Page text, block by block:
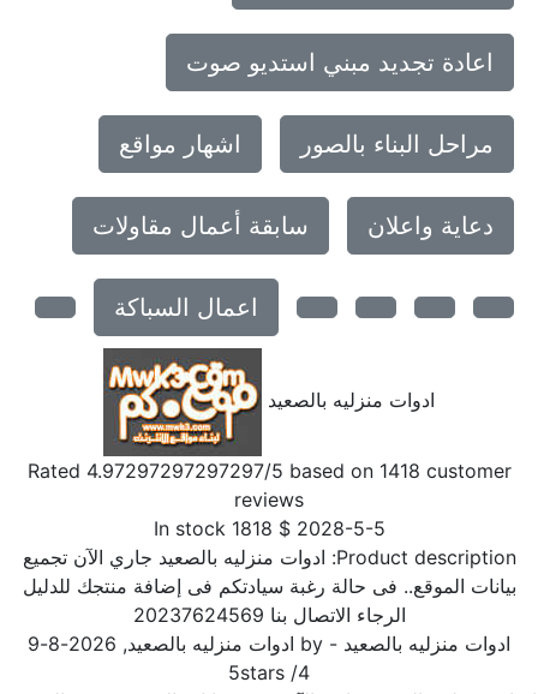
اعادة تجديد مبني استديو صوت
مراحل البناء بالصور اشهار مواقع
دعاية واعلان سابقة أعمال مقاولات
اعمال السباكة
ادوات منزليه بالصعيد
Rated4.97297297297297/5 based on1418customer
reviews
2028-5-5
$
1818
In stock
Product description: ادوات منزليه بالصعيد جاري الآن تجميع
بيانات الموقع.. فى حالة رغبة سيادتكم فى إضافة منتجك للدليل
الرجاء الاتصال بنا 20237624569
ادوات منزليه بالصعيد- by ادوات منزليه بالصعيد,
2026-8-9
/
5stars